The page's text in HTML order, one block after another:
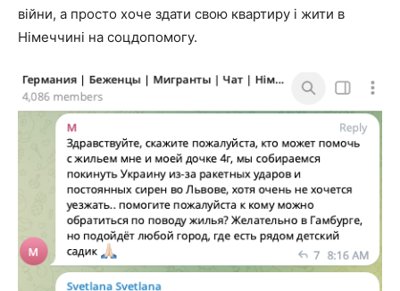
війни, а просто хоче здати свою квартиру і жити в
Німеччині на соцдопомогу.